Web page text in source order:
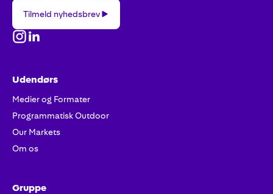
nyhedsbrev
Tilmeld nyhedsbrev
Udendørs
Medier og Formater
Programmatisk Outdoor
Our Markets
Om os
Gruppe